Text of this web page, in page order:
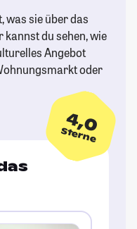
was sie über das
kannst du sehen, wie
Angebot
oder
4,0
Sterne